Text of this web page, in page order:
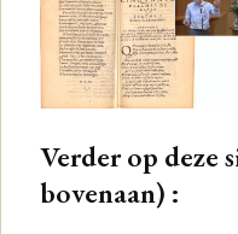
Verder op deze
bovenaan) :